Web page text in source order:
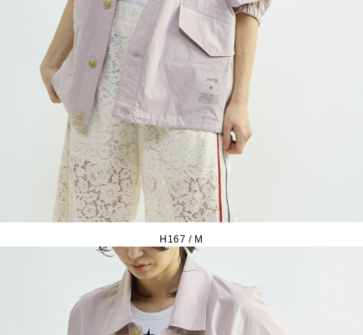
H167 / M